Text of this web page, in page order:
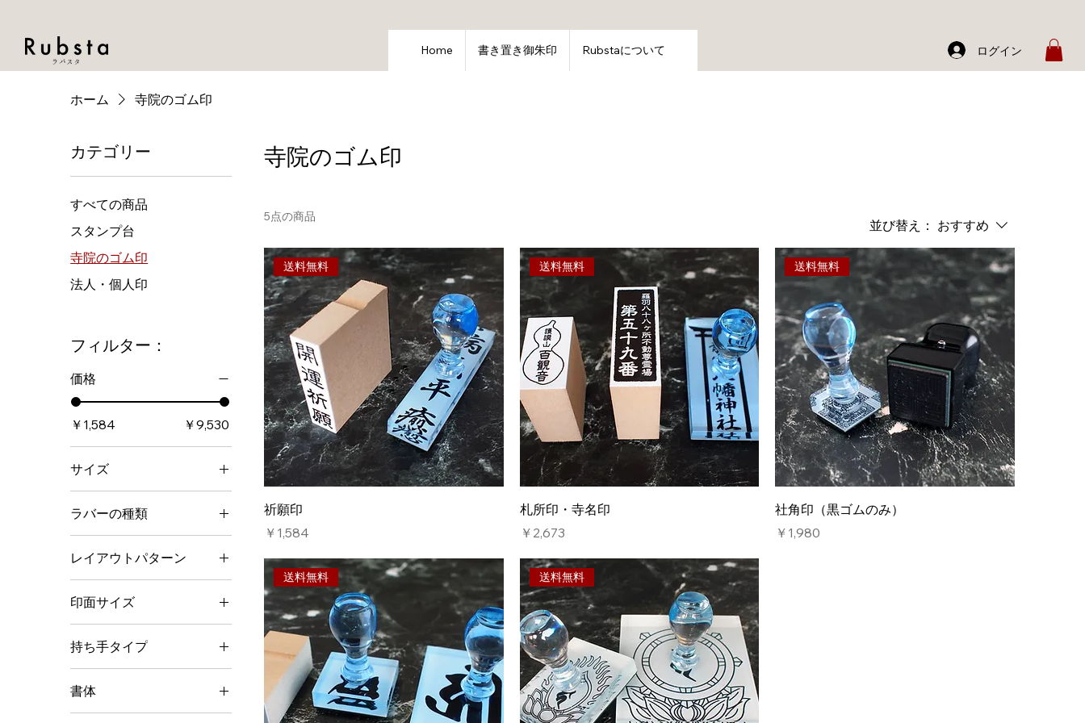
ログイン
Home 書き置き御朱印 Rubstaについて
ホーム 寺院のゴム印
カテゴリー
すべての商品
スタンプ台
寺院のゴム印
法人・個人印
フィルター：
価格
￥1,584 ￥9,530
サイズ
大
ラバーの種類
赤ゴム（一般用途向
け）
黒ゴム（耐油性ラバ
ー）
レイアウトパターン
丸型①
丸型③
印面サイズ
25mm角
持ち手タイプ
アクリルにぎり＋220円
書体
寺院のゴム印
5点の商品
並び替え： おすすめ
送料無料
祈願印
価格
￥1,584
送料無料
札所印・寺名印
価格
￥2,673
送料無料
社角印（黒ゴムのみ）
価格
￥1,980
送料無料 送料無料